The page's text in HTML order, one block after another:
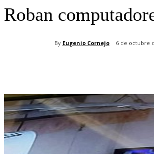
Roban
By Eugenio Cornejo 6 de octubre